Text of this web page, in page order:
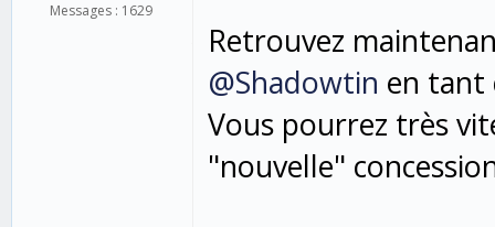
Messages : 1629
Retrouvez
@Shadowtin en tant
Vous pourrez très
"nouvelle"